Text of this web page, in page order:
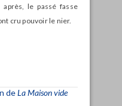
le passé fasse
cru pouvoir le nier.
deLa Maison vide